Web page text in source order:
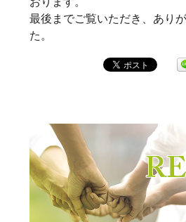
最後までご覧いただき、あり
た。